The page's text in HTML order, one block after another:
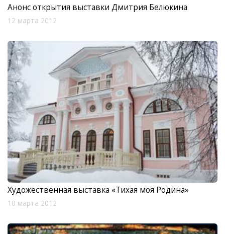
Анонс открытия выставки Дмитрия Белюкина
12 марта 2012
Художественная выставка «Тихая моя Родина»
10 марта 2012